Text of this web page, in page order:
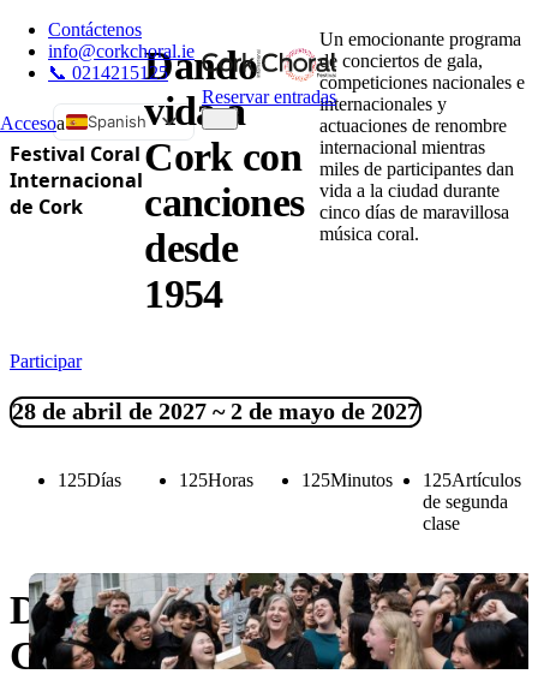
Contáctenos
info@corkchoral.ie
📞 0214215125
Accesoa
Spanish
English
Bulgarian
French
Hungarian
Reservar entradas
Festival Coral
Internacional
de Cork
Dando
vida a
Cork con
canciones
desde
1954
Un emocionante programa
de conciertos de gala,
competiciones nacionales e
internacionales y
actuaciones de renombre
internacional mientras
miles de participantes dan
vida a la ciudad durante
cinco días de maravillosa
música coral.
Participar
28 de abril de 2027 ~ 2 de mayo de 2027
125Días 125Horas 125Minutos 125Artículos
de segunda
clase
Descubra el Festival Coral
Cork